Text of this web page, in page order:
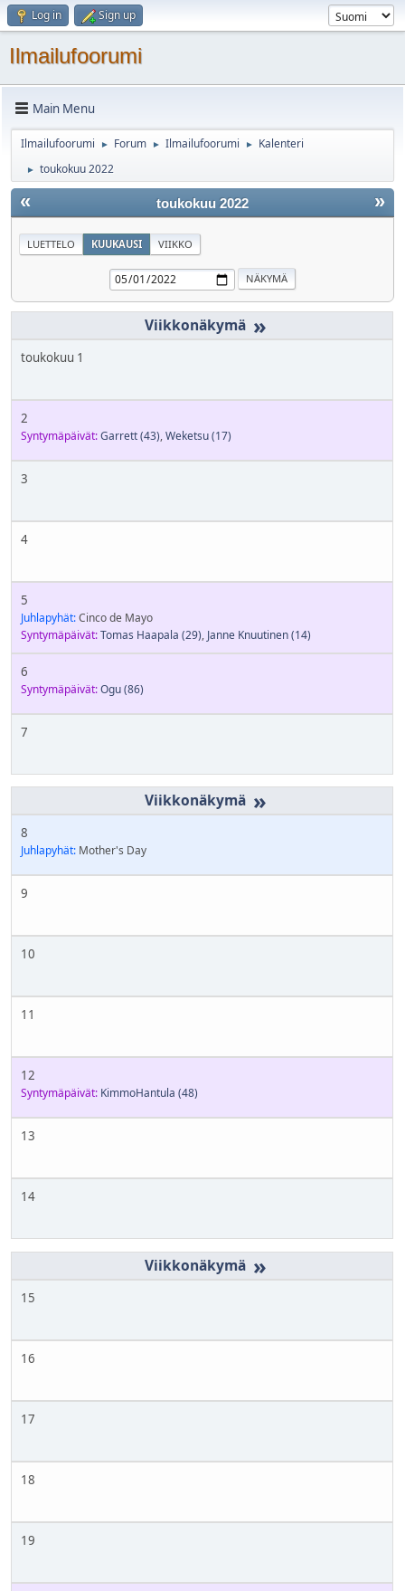
Log in Sign up
Ilmailufoorumi
Main Menu
Ilmailufoorumi ► Forum ► Ilmailufoorumi ► Kalenteri
► toukokuu 2022
« »
toukokuu 2022
LUETTELO KUUKAUSI VIIKKO
»
toukokuu 1
2
Syntymäpäivät:Garrett(43),Weketsu(17)
3
4
5
Juhlapyhät:Cinco de Mayo
Syntymäpäivät:Tomas Haapala (29), Janne Knuutinen(14)
6
Syntymäpäivät:Ogu(86)
7
»
8
Juhlapyhät: Mother's Day
9
10
11
12
Syntymäpäivät: KimmoHantula (48)
13
14
»
15
16
17
18
19